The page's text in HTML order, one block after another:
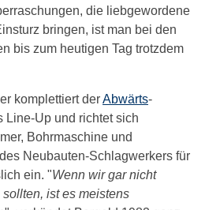
die liebgewordene
bringen, ist man bei den
bis zum heutigen Tag trotzdem
komplettiert derAbwärts-
Line-Up und richtet sich
Bohrmaschine und
Neubauten-Schlagwerkers für
ein. "Wenn wir gar nicht
ist es meistens